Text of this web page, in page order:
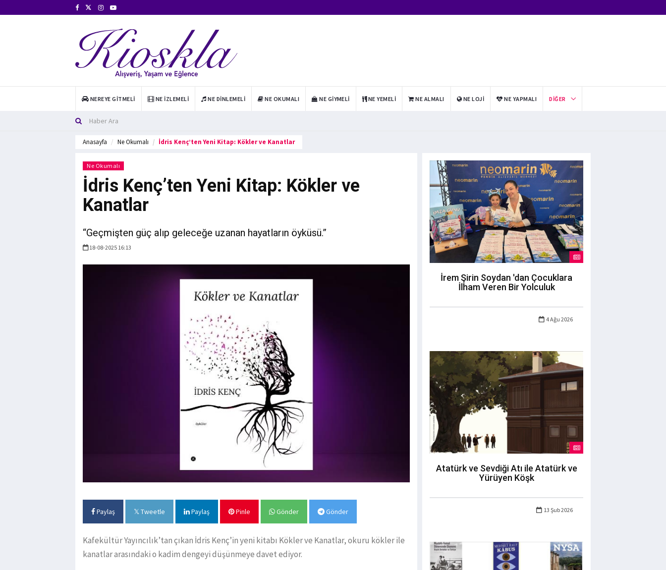
NEREYE GITMELI NE İZLEMELI NE DINLEMELI NE OKUMALI NE GIYMELI NE YEMELI NE ALMALI NE LOJI NE YAPMALI DIĞER
Anasayfa Ne Okumalı İdris Kenç’ten Yeni Kitap: Kökler ve Kanatlar
Ne Okumalı
İdris Kenç’ten Yeni Kitap: Kökler ve
Kanatlar
“Geçmişten güç alıp geleceğe uzanan hayatların öyküsü.”
18-08-2025 16:13
Paylaş Tweetle Paylaş Pinle Gönder Gönder
Kafekültür Yayıncılık’tan çıkan İdris Kenç’in yeni kitabı Kökler ve Kanatlar, okuru kökler ile
kanatlar arasındaki o kadim dengeyi düşünmeye davet ediyor.
İrem Şirin Soydan 'dan Çocuklara
İlham Veren Bir Yolculuk
4 Ağu 2026
Atatürk ve Sevdiği Atı ile Atatürk ve
Yürüyen Köşk
13 Şub 2026